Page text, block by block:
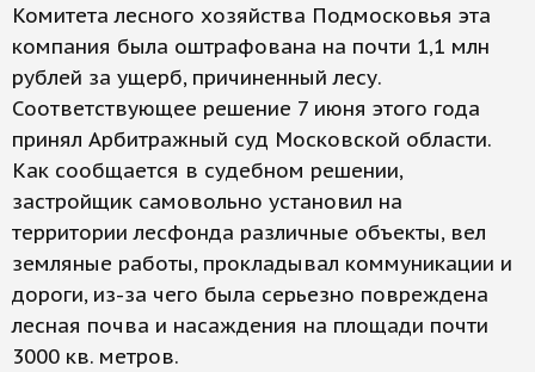
Комитета лесного хозяйства Подмосковья эта
компания была оштрафована на почти 1,1 млн
рублей за ущерб, причиненный лесу.
Соответствующее решение 7 июня этого года
принял Арбитражный суд Московской области.
Как сообщается в судебном решении,
застройщик самовольно установил на
территории лесфонда различные объекты, вел
земляные работы, прокладывал коммуникации и
дороги, из-за чего была серьезно повреждена
лесная почва и насаждения на площади почти
3000 кв. метров.